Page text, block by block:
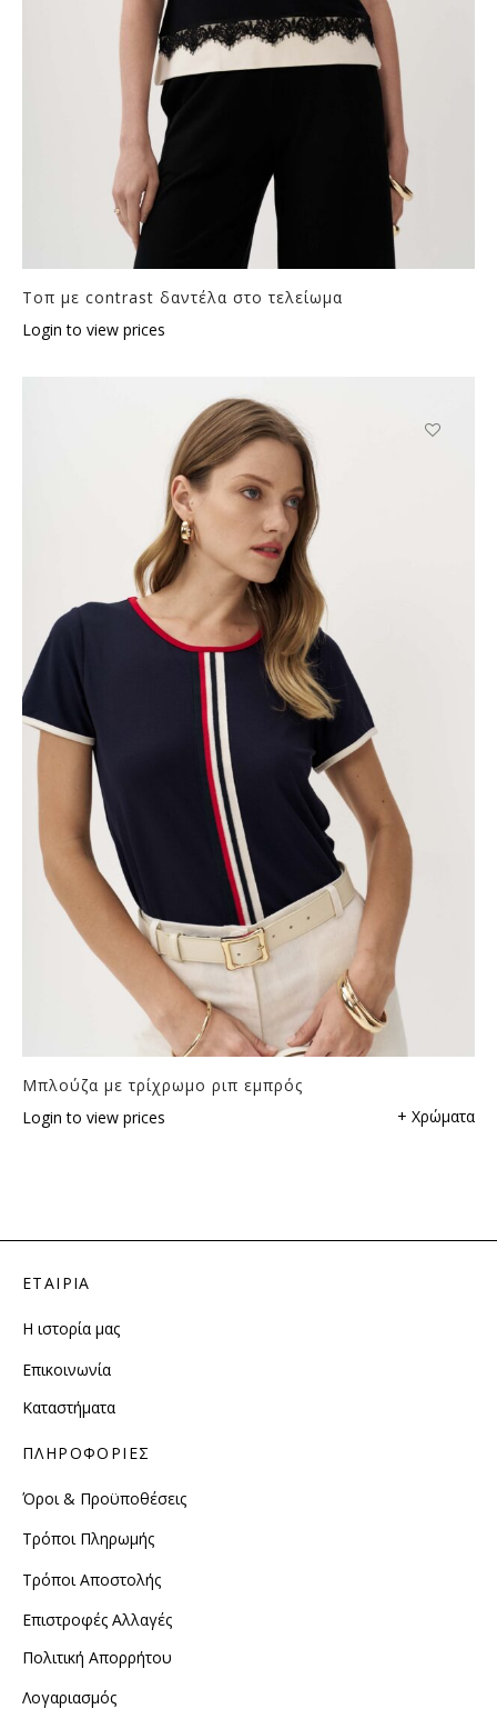
Τοπ με contrast δαντέλα στο τελείωμα
Login to view prices
Μπλούζα με τρίχρωμο ριπ εμπρός
Login to view prices
+ Χρώματα
ΕΤΑΙΡΙΑ
Η ιστορία μας
Επικοινωνία
Καταστήματα
ΠΛΗΡΟΦΟΡΙΕΣ
Όροι & Προϋποθέσεις
Τρόποι Πληρωμής
Τρόποι Αποστολής
Επιστροφές Αλλαγές
Πολιτική Απορρήτου
Λογαριασμός